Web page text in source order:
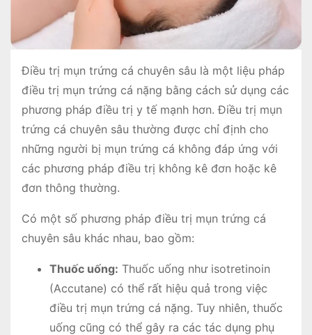
Điều trị mụn trứng cá chuyên sâu là một liệu pháp
điều trị mụn trứng cá nặng bằng cách sử dụng các
phương pháp điều trị y tế mạnh hơn. Điều trị mụn
trứng cá chuyên sâu thường được chỉ định cho
những người bị mụn trứng cá không đáp ứng với
các phương pháp điều trị không kê đơn hoặc kê
đơn thông thường.
Có một số phương pháp điều trị mụn trứng cá
chuyên sâu khác nhau, bao gồm:
Thuốc uống: Thuốc uống như isotretinoin
(Accutane) có thể rất hiệu quả trong việc
điều trị mụn trứng cá nặng. Tuy nhiên, thuốc
uống cũng có thể gây ra các tác dụng phụ